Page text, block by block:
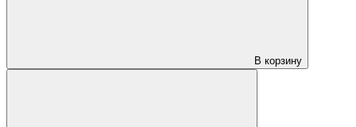
В корзину